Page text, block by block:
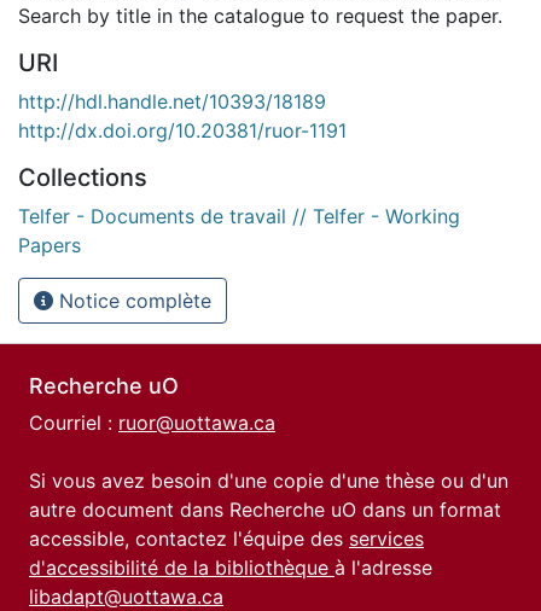
Search by title in the catalogue to request the paper.
URI
http://hdl.handle.net/10393/18189
http://dx.doi.org/10.20381/ruor-1191
Collections
Telfer - Documents de travail // Telfer - Working
Papers
Notice complète
Recherche uO
Courriel : ruor@uottawa.ca
Si vous avez besoin d'une copie d'une thèse ou d'un
autre document dans Recherche uO dans un format
accessible, contactez l'équipe des services
d'accessibilité de la bibliothèque à l'adresse
libadapt@uottawa.ca